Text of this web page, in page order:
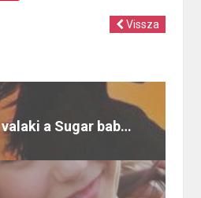
Vissza
Miért választja valaki a Sugar baby létet?